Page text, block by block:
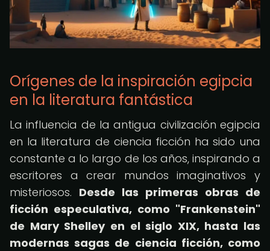
Orígenes de la inspiración egipcia
en la literatura fantástica
La influencia de la antigua civilización egipcia
en la literatura de ciencia ficción ha sido una
constante a lo largo de los años, inspirando a
escritores a crear mundos imaginativos y
misteriosos. Desde las primeras obras de
ficción especulativa, como "Frankenstein"
de Mary Shelley en el siglo XIX, hasta las
modernas sagas de ciencia ficción, como